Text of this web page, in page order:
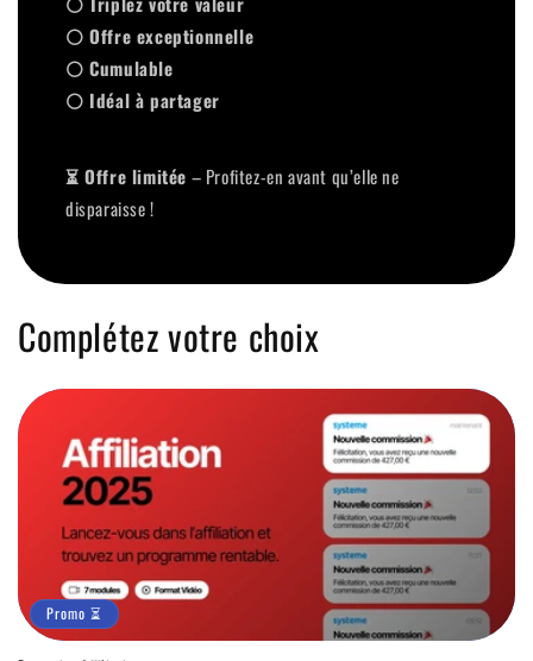
⚪ Offre exceptionnelle
⚪ Cumulable
⚪ Idéal à partager
⏳ Offre limitée – Profitez-en avant qu’elle ne
disparaisse !
Complétez votre choix
Promo ⏳